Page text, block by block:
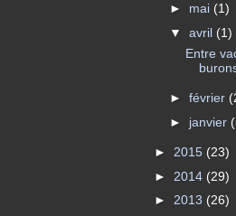
► mai (1)
▼ avril (1)
Entre
► février
► janvier
► 2015 (23)
► 2014 (29)
► 2013 (26)